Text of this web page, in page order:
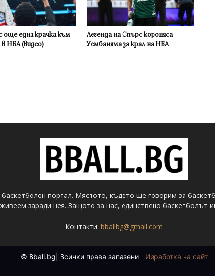
още една крачка към
НБА (видео)
Легенда на Спърс короняса
Уембаняма за крал на НБА
баскетболен портал. Мястото, където ще говорим за
заради нея. Защото за нас, единствено баскетболът
Контакти: bballbg@gmail.com
© Bball.bg| Всички права запазени Изработка на сайт